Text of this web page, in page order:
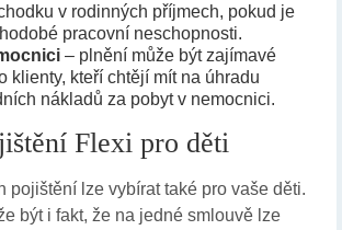
v rodinných příjmech, pokud je
pracovní neschopnosti.
– plnění může být zajímavé
klienty, kteří chtějí mít na úhradu
nákladů za pobyt v nemocnici.
Flexi pro děti
pojištění lze vybírat také pro vaše děti.
být i fakt, že na jedné smlouvě lze